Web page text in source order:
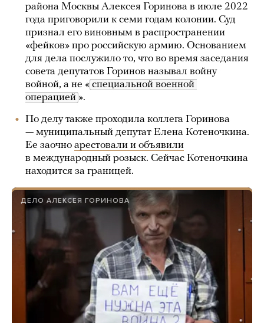
района Москвы Алексея Горинова в июле 2022
года приговорили к семи годам колонии. Суд
признал его виновным в распространении
«фейков» про российскую армию. Основанием
для дела послужило то, что во время заседания
совета депутатов Горинов называл войну
войной, а не « специальной военной
операцией ».
По делу также проходила коллега Горинова
— муниципальный депутат Елена Котеночкина.
Ее заочно арестовали и объявили
в международный розыск. Сейчас Котеночкина
находится за границей.
ДЕЛО АЛЕКСЕЯ ГОРИНОВА